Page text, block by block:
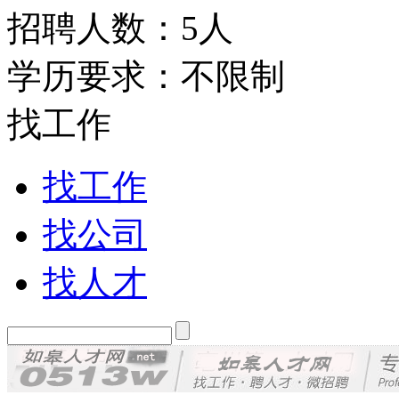
招聘人数：5人
学历要求：不限制
找工作
找工作
找公司
找人才